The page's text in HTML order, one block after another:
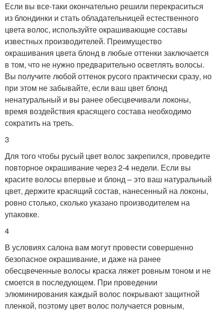
Если вы все-таки окончательно решили перекраситься
из блондинки и стать обладательницей естественного
цвета волос, используйте окрашивающие составы
известных производителей. Преимущество
окрашивания цвета блонд в любые оттенки заключается
в том, что не нужно предварительно осветлять волосы.
Вы получите любой оттенок русого практически сразу, но
при этом не забывайте, если ваш цвет блонд
ненатуральный и вы ранее обесцвечивали локоны,
время воздействия красящего состава необходимо
сократить на треть.
3
Для того чтобы русый цвет волос закрепился, проведите
повторное окрашивание через 2-4 недели. Если вы
красите волосы впервые и блонд – это ваш натуральный
цвет, держите красящий состав, нанесенный на локоны,
ровно столько, сколько указано производителем на
упаковке.
4
В условиях салона вам могут провести совершенно
безопасное окрашивание, и даже на ранее
обесцвеченные волосы краска ляжет ровным тоном и не
смоется в последующем. При проведении
элюминирования каждый волос покрывают защитной
пленкой, поэтому цвет волос получается ровным,